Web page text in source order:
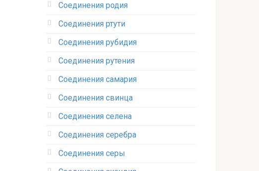
Соединения родия‎
Соединения ртути‎
Соединения рубидия‎
Соединения рутения‎
Соединения самария‎
Соединения свинца‎
Соединения селена‎
Соединения серебра‎
Соединения серы‎